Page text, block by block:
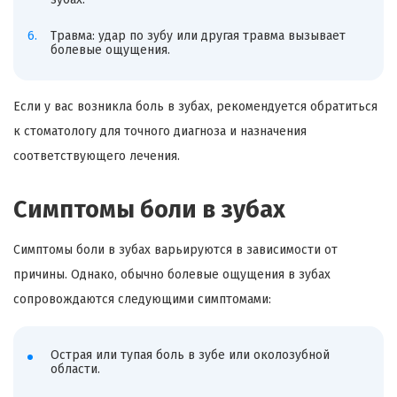
Травма: удар по зубу или другая травма вызывает
болевые ощущения.
Если у вас возникла боль в зубах, рекомендуется обратиться
к стоматологу для точного диагноза и назначения
соответствующего лечения.
Симптомы боли в зубах
Симптомы боли в зубах варьируются в зависимости от
причины. Однако, обычно болевые ощущения в зубах
сопровождаются следующими симптомами:
Острая или тупая боль в зубе или околозубной
области.